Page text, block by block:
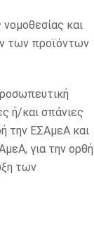
και
των προϊόντων
ή/και σπάνιες
την ΕΣΑμεΑ και
για την ορθή
των